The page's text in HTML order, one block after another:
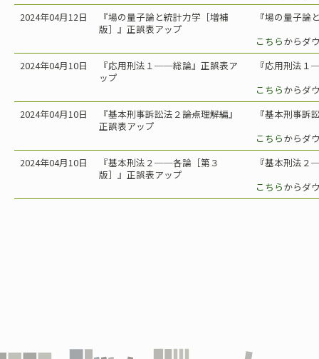
2024年04月12日
『場の量子論と統計力学［増補
版］』正誤表アップ
『場の量子論
こちらからダ
2024年04月10日
『応用刑法１──総論』正誤表ア
ップ
『応用刑法
こちらからダ
2024年04月10日
『基本刑事訴訟法２――論点理解編』
正誤表アップ
『基本刑事訴
こちらからダ
2024年04月10日
『基本刑法２──各論［第３
版］』正誤表アップ
『基本刑法
こちらからダ